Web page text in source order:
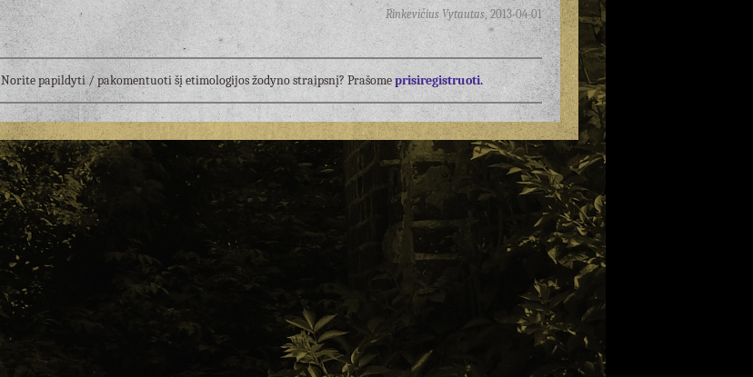
Rinkevičius Vytautas, 2013-04-01
Norite papildyti / pakomentuoti šį etimologijos žodyno straipsnį? Prašomeprisiregistruoti.